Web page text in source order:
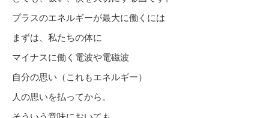
プラスのエネルギーが最大に働くには
まずは、私たちの体に
マイナスに働く電波や電磁波
自分の思い（これもエネルギー）
人の思いを払ってから。